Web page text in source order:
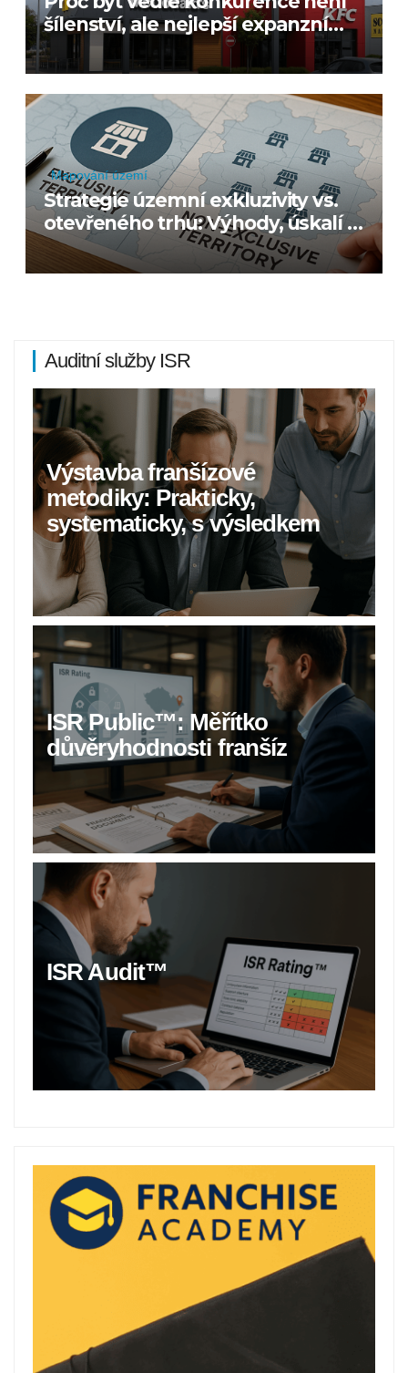
šílenství, ale nejlepší expanzní
strategie
Mapování území
Strategie územní exkluzivity vs.
otevřeného trhu: Výhody, úskalí a
pohled ISR
Auditní služby ISR
Výstavba franšízové
metodiky: Prakticky,
systematicky, s výsledkem
ISR Public™: Měřítko
důvěryhodnosti franšíz
ISR Audit™